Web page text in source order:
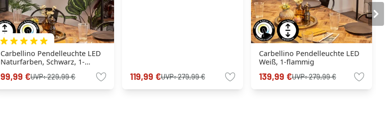
Carbellino Pendelleuchte LED
Naturfarben, Schwarz, 1-
99,99 €UVP:229,99 € 119,99 €UVP:279,99 €
Carbellino Pendelleuchte LED
Weiß, 1-flammig
139,99 €UVP:279,99 €